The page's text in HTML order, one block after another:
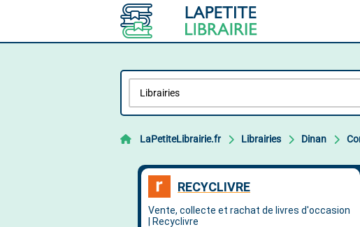
LaPetiteLibrairie.fr Librairies Dinan